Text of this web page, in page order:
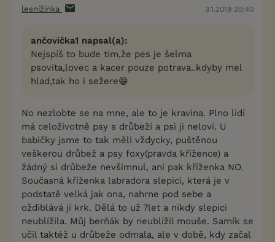
lesnížínka 3.1.2019 20:40
ančovička1 napsal(a):
Nejspíš to bude tim,že pes je šelma
psovita,lovec a kacer pouze potrava..kdyby mel
hlad,tak ho i sežere😁
No nezlobte se na mne, ale to je kravina. Plno lidí
má celoživotně psy s drůbeží a psi ji neloví. U
babičky jsme to tak měli vždycky, puštěnou
veškerou drůbež a psy foxy(pravda křížence) a
žádný si drůbeže nevšimnul, ani pak kříženka NO.
Současná kříženka labradora slepici, která je v
podstatě velká jak ona, nahrne pod sebe a
oždiblává jí krk. Dělá to už 7let a nikdy slepici
neublížila. Můj berňák by neublížil mouše. Samík se
učil taktéž u drůbeže odmala, ale v době, kdy začal